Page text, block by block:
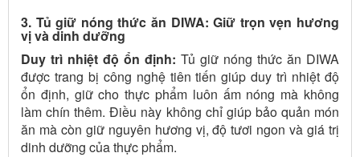
3. Tủ giữ nóng thức ăn DIWA: Giữ trọn vẹn hương
vị và dinh dưỡng
Duy trì nhiệt độ ổn định: Tủ giữ nóng thức ăn DIWA
được trang bị công nghệ tiên tiến giúp duy trì nhiệt độ
ổn định, giữ cho thực phẩm luôn ấm nóng mà không
làm chín thêm. Điều này không chỉ giúp bảo quản món
ăn mà còn giữ nguyên hương vị, độ tươi ngon và giá trị
dinh dưỡng của thực phẩm.